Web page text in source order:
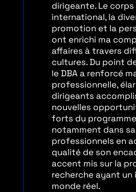
dirigeante. Le
international, la
promotion et la
ont enrichi ma
affaires à travers
cultures. Du point
le DBA a renforcé
professionnelle,
dirigeants
nouvelles
forts du
notamment dans
professionnels en
qualité de son
accent mis sur la
recherche ayant un
monde réel.